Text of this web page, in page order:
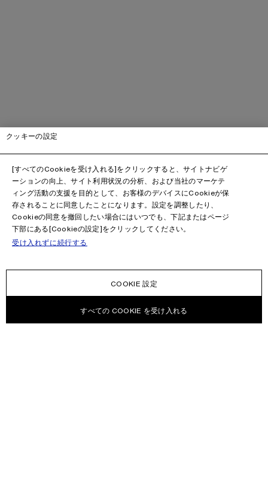
クッキーの設定
[すべてのCookieを受け入れる]をクリックすると、サイトナビゲ
ーションの向上、サイト利用状況の分析、および当社のマーケテ
ィング活動の支援を目的として、お客様のデバイスにCookieが保
存されることに同意したことになります。設定を調整したり、
Cookieの同意を撤回したい場合にはいつでも、下記またはページ
下部にある[Cookieの設定]をクリックしてください。
受け入れずに続行する
COOKIE 設定
すべての COOKIE を受け入れる